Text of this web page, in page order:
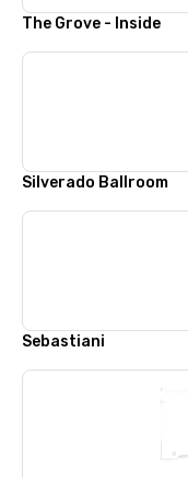
The Grove - Inside
Silverado Ballroom
Sebastiani